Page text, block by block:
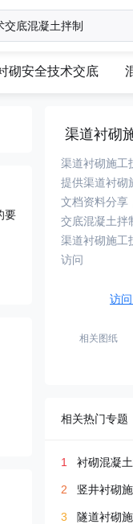
砌安全技术交底
要
渠道衬砌
渠道衬砌施工
提供渠道衬砌
文档资料分享
交底混凝土拌
渠道衬砌施工
访问
访
相关图纸
相关热门专题
1 衬砌混凝
2 竖井衬砌
3 隧道衬砌